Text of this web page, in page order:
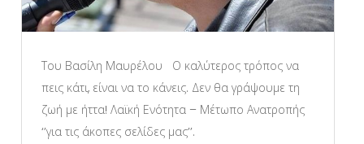
Του Βασίλη Μαυρέλου Ο καλύτερος τρόπος να
πεις κάτι, είναι να το κάνεις. Δεν θα γράψουμε τη
ζωή με ήττα! Λαϊκή Ενότητα – Μέτωπο Ανατροπής
‘’για τις άκοπες σελίδες μας’’.